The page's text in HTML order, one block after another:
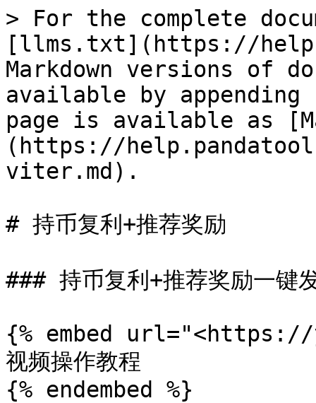
> For the complete
[llms.txt](https://
Markdown versions of
available by
page is available as
(https://
viter.md).
# 持币复利+推荐奖励
### 持币复利+推荐奖励一键
{% embed url="<https://
视频操作教程
{% endembed %}